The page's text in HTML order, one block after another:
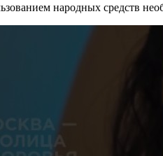
народных средств